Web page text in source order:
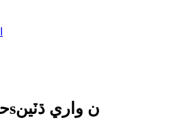
100 ٪ حقيقي سابر رsن واري ڌٽين